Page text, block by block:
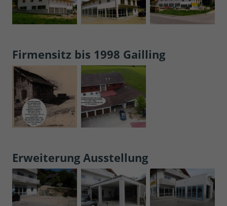
Firmensitz bis 1998 Gailling
Erweiterung Ausstellung